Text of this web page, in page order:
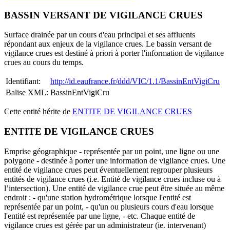
BASSIN VERSANT DE VIGILANCE CRUES
Surface drainée par un cours d'eau principal et ses affluents
répondant aux enjeux de la vigilance crues. Le bassin versant de
vigilance crues est destiné à priori à porter l'information de vigilance
crues au cours du temps.
Identifiant:
http://id.eaufrance.fr/ddd/VIC/1.1/BassinEntVigiCru
Balise XML: BassinEntVigiCru
Cette entité hérite de ENTITE DE VIGILANCE CRUES
ENTITE DE VIGILANCE CRUES
Emprise géographique - représentée par un point, une ligne ou une
polygone - destinée à porter une information de vigilance crues. Une
entité de vigilance crues peut éventuellement regrouper plusieurs
entités de vigilance crues (i.e. Entité de vigilance crues incluse ou à
l’intersection). Une entité de vigilance crue peut être située au même
endroit : - qu'une station hydrométrique lorsque l'entité est
représentée par un point, - qu'un ou plusieurs cours d'eau lorsque
l'entité est représentée par une ligne, - etc. Chaque entité de
vigilance crues est gérée par un administrateur (ie. intervenant)